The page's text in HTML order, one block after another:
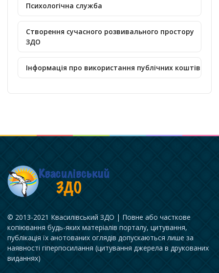
Психологічна служба
Створення сучасного розвивального простору
ЗДО
Інформація про використання публічних коштів
© 2013-2021 Квасилівський ЗДО | Повне або часткове
копіювання будь-яких матеріалів порталу, цитування,
публікація їх анотованих оглядів допускаються лише за
наявності гіперпосилання (цитування джерела в друкованих
виданнях)